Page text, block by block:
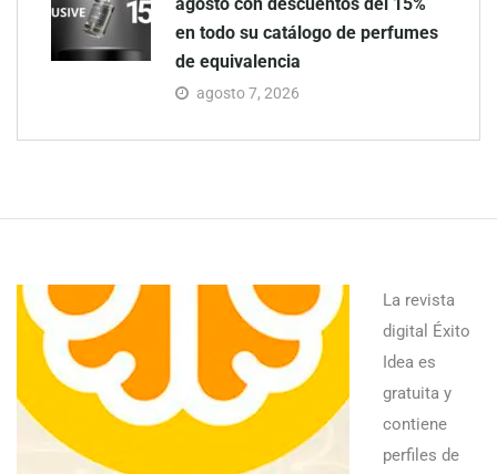
en todo su catálogo de perfumes
de equivalencia
agosto 7, 2026
La revista
digital Éxito
Idea es
gratuita y
contiene
perfiles de